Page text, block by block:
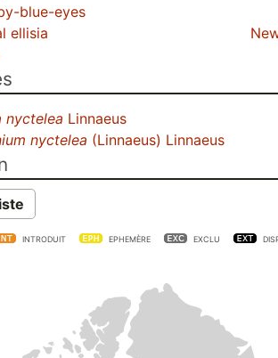
blue-eyes
ellisia
nyctelea Linnaeus
nyctelea (Linnaeus) Linnaeus
INTRODUIT EPHEMÈRE EXCLU